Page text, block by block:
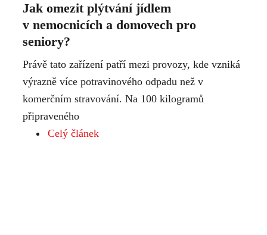
Jak omezit plýtvání jídlem
v nemocnicích a domovech pro
seniory?
Právě tato zařízení patří mezi provozy, kde vzniká
výrazně více potravinového odpadu než v
komerčním stravování. Na 100 kilogramů
připraveného
Celý článek